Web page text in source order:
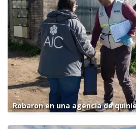
Robaron en una agencia de